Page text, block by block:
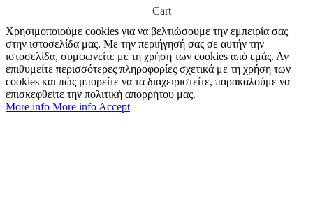
Cart
Χρησιμοποιούμε cookies για να βελτιώσουμε την εμπειρία σας
στην ιστοσελίδα μας. Με την περιήγησή σας σε αυτήν την
ιστοσελίδα, συμφωνείτε με τη χρήση των cookies από εμάς. Αν
επιθυμείτε περισσότερες πληροφορίες σχετικά με τη χρήση των
cookies και πώς μπορείτε να τα διαχειριστείτε, παρακαλούμε να
επισκεφθείτε την πολιτική απορρήτου μας.
More info More info Accept